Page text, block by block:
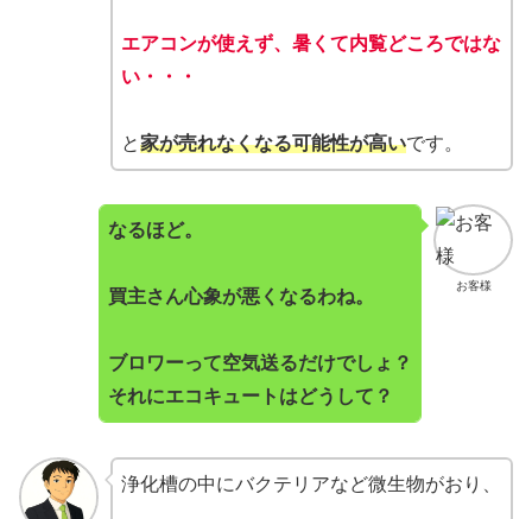
エアコンが使えず、暑くて内覧どころではな
い・・・
と家が売れなくなる可能性が高いです。
お客様
なるほど。
買主さん心象が悪くなるわね。
ブロワーって空気送るだけでしょ？
それにエコキュートはどうして？
浄化槽の中にバクテリアなど微生物がおり、